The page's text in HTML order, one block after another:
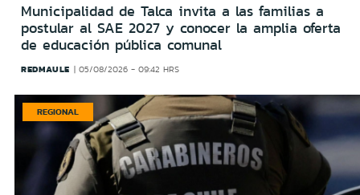
Municipalidad de Talca invita a las familias a
postular al SAE 2027 y conocer la amplia oferta
de educación pública comunal
REDMAULE 05/08/2026 - 09:42 HRS
REGIONAL